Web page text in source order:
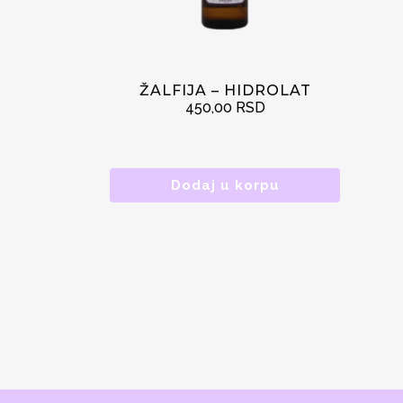
ŽALFIJA – HIDROLAT
450,00 RSD
Dodaj u korpu